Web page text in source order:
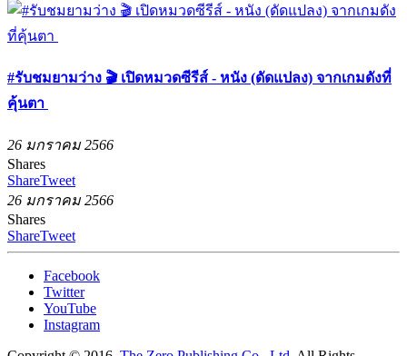
#รับชมยามว่าง 🎬 เปิดหมวดซีรีส์ - หนัง (ดัดแปลง) จากเกมดังที่
คุ้นตา
26 มกราคม 2566
Shares
ShareTweet
26 มกราคม 2566
Shares
ShareTweet
Facebook
Twitter
YouTube
Instagram